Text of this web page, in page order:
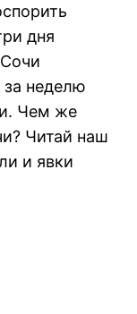
дня
за неделю
Чем же
Читай наш
и явки